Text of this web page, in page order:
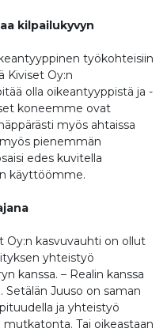
kilpailukyvyn
työkohteisiin
Kiviset Oy:n
olla oikeantyyppistä ja -
koneemme ovat
myös ahtaissa
pienemmän
edes kuvitella
käyttöömme.
Oy:n kasvuvauhti on ollut
yhteistyö
kanssa. – Realin kanssa
Juuso on saman
ja yhteistyö
mutkatonta. Tai oikeastaan